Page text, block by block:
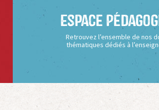
Espace
Retrouvez l’ensemble de nos
thématiques dédiés à